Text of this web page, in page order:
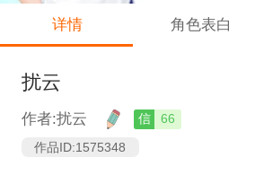
详情 角色表白
扰云
作者:扰云 信
66
作品ID:1575348